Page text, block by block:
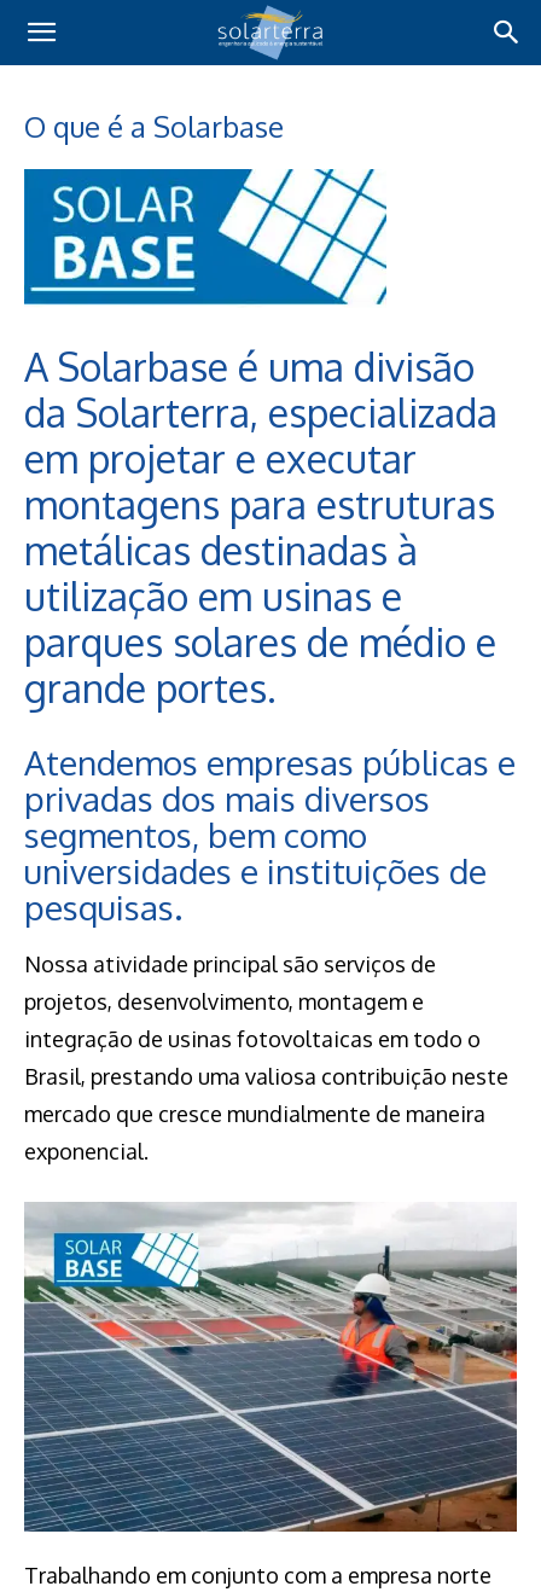
O que é a Solarbase
A Solarbase é uma divisão
da Solarterra, especializada
em projetar e executar
montagens para estruturas
metálicas destinadas à
utilização em usinas e
parques solares de médio e
grande portes.
Atendemos empresas públicas e
privadas dos mais diversos
segmentos, bem como
universidades e instituições de
pesquisas.
Nossa atividade principal são serviços de
projetos, desenvolvimento, montagem e
integração de usinas fotovoltaicas em todo o
Brasil, prestando uma valiosa contribuição neste
mercado que cresce mundialmente de maneira
exponencial.
Trabalhando em conjunto com a empresa norte